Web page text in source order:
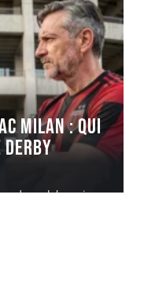
milan : qui
derby
deux clubs qui